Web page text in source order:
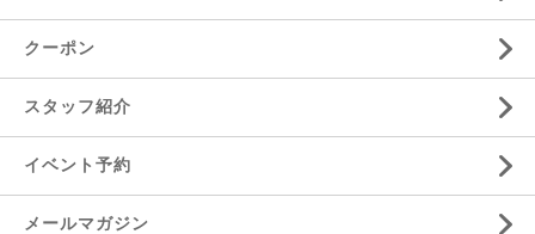
クーポン
スタッフ紹介
イベント予約
メールマガジン